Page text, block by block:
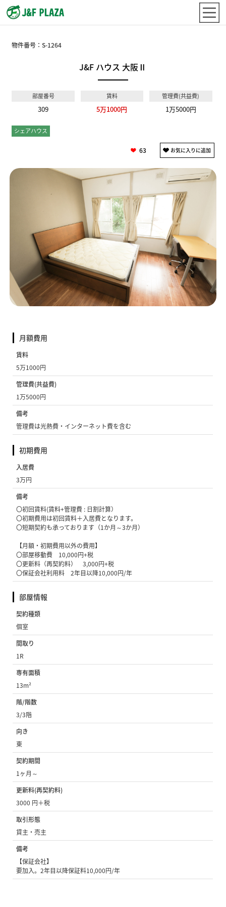
物件番号：S-1264
J&F ハウス 大阪Ⅱ
部屋番号
309
賃料
5万1000円
管理費(共益費)
1万5000円
シェアハウス
63
月額費用
賃料
5万1000円
管理費(共益費)
1万5000円
備考
管理費は光熱費・インターネット費を含む
初期費用
入居費
3万円
備考
〇初回賃料(賃料+管理費 : 日割計算）
〇初期費用は初回賃料＋入居費となります。
〇短期契約も承っております（1か月～3か月）
【月額・初期費用以外の費用】
〇部屋移動費 10,000円+税
〇更新料（再契約料） 3,000円+税
〇保証会社利用料 2年目以降10,000円/年
部屋情報
契約種類
個室
間取り
1R
専有面積
13m²
階/階数
3/3階
向き
東
契約期間
1ヶ月～
更新料(再契約料)
3000 円＋税
取引形態
貸主・売主
備考
【保証会社】
要加入。2年目以降保証料10,000円/年